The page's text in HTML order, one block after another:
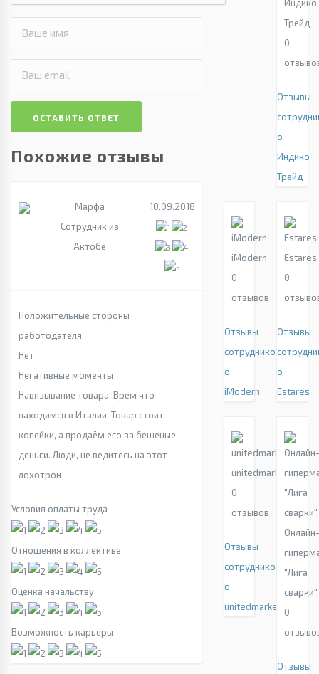
ОСТАВИТЬ ОТВЕТ
Похожие отзывы
Марфа
Сотрудник из
Актобе
10.09.2018
Положительные стороны
работодателя
Нет
Негативные моменты
Навязывание товара. Врем что
находимся в Италии. Товар стоит
копейки, а продаём его за бешеные
деньги. Люди, не ведитесь на этот
лохотрон
Условия оплаты труда
Отношения в коллективе
Оценка начальству
Возможность карьеры
Индико
Трейд
0
Отзывы
о
Индико
Трейд
iModern
0
отзывов
Отзывы
сотрудников
о
iModern
Estares
0
Отзывы
о
Estares
unitedmarket.org
0
отзывов
Отзывы
сотрудников
о
unitedmarket.org
"Лига
сварки"
0
Отзывы